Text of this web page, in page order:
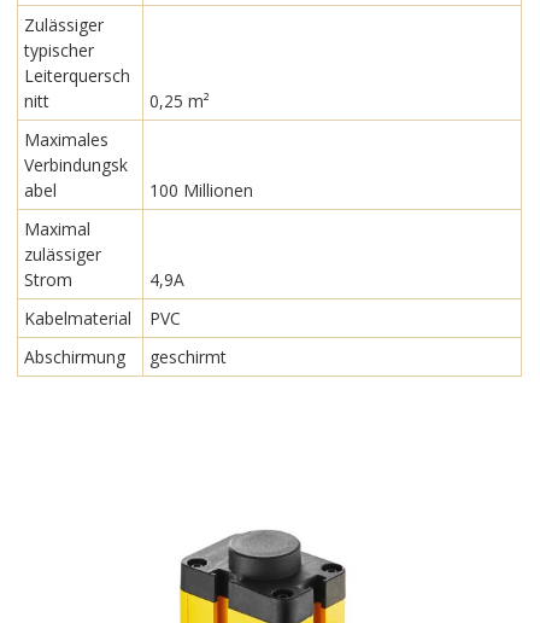
Zulässiger
typischer
Leiterquersch
nitt
0,25 m²
Maximales
Verbindungsk
abel
100 Millionen
Maximal
zulässiger
Strom
4,9A
Kabelmaterial
PVC
Abschirmung
geschirmt